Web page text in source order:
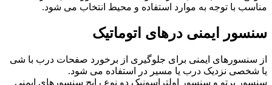
مناسب با توجه به موارد استفاده و محیط انتخاب می شود.
سنسور ایمنی درهای اتوماتیک
از سنسورهای ایمنی برای جلوگیری از برخورد صفحات درب با شی
یا شخصی نزدیک درب یا مسیر در استفاده می شود.
سنسور پرتو و سنسور اولتراسونیک دو نوع رایج سنسورهای ایمنی